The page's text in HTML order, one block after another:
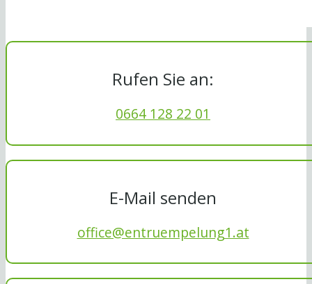
Rufen Sie an:
0664 128 22 01
E-Mail senden
office@entruempelung1.at